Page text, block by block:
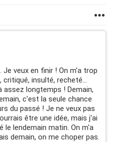
Je veux en finir ! On m'a trop
insulté, recheté...
assez longtemps ! Demain,
c'est la seule chance
du passé ! Je ne veux pas
être une idée, mais j'ai
le lendemain matin. On m'a
demain, on me choper pas.